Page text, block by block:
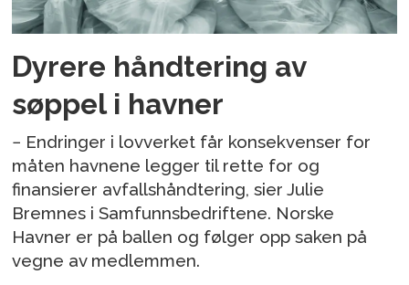
Dyrere håndtering av
søppel i havner
− Endringer i lovverket får konsekvenser for
måten havnene legger til rette for og
finansierer avfallshåndtering, sier Julie
Bremnes i Samfunnsbedriftene. Norske
Havner er på ballen og følger opp saken på
vegne av medlemmen.